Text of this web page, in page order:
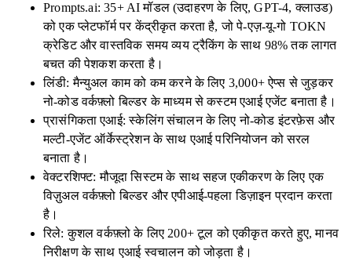
Prompts.ai: 35+ AI मॉडल (उदाहरण के लिए, GPT-4, क्लाउड)
को एक प्लेटफॉर्म पर केंद्रीकृत करता है, जो पे-एज़-यू-गो TOKN
क्रेडिट और वास्तविक समय व्यय ट्रैकिंग के साथ 98% तक लागत
बचत की पेशकश करता है।
लिंडी: मैन्युअल काम को कम करने के लिए 3,000+ ऐप्स से जुड़कर
नो-कोड वर्कफ़्लो बिल्डर के माध्यम से कस्टम एआई एजेंट बनाता है।
प्रासंगिकता एआई: स्केलिंग संचालन के लिए नो-कोड इंटरफ़ेस और
मल्टी-एजेंट ऑर्केस्ट्रेशन के साथ एआई परिनियोजन को सरल
बनाता है।
वेक्टरशिफ्ट: मौजूदा सिस्टम के साथ सहज एकीकरण के लिए एक
विज़ुअल वर्कफ़्लो बिल्डर और एपीआई-पहला डिज़ाइन प्रदान करता
है।
रिले: कुशल वर्कफ़्लो के लिए 200+ टूल को एकीकृत करते हुए, मानव
निरीक्षण के साथ एआई स्वचालन को जोड़ता है।